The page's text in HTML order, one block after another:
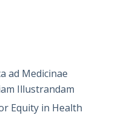
ad Medicinae
Illustrandam
Equity in Health